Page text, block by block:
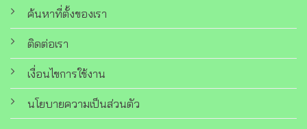
ค้นหาที่ตั้งของเรา
ติดต่อเรา
เงื่อนไขการใช้งาน
นโยบายความเป็นส่วนตัว